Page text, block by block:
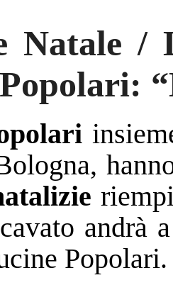
Natale
andrà
Popolari.